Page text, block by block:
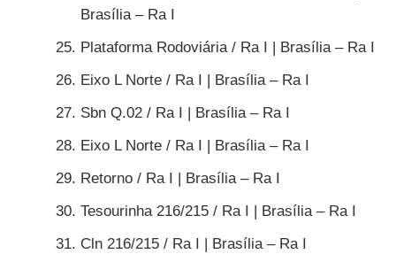
Brasília – Ra I
Plataforma Rodoviária / Ra I | Brasília – Ra I
Eixo L Norte / Ra I | Brasília – Ra I
Sbn Q.02 / Ra I | Brasília – Ra I
Eixo L Norte / Ra I | Brasília – Ra I
Retorno / Ra I | Brasília – Ra I
Tesourinha 216/215 / Ra I | Brasília – Ra I
Cln 216/215 / Ra I | Brasília – Ra I